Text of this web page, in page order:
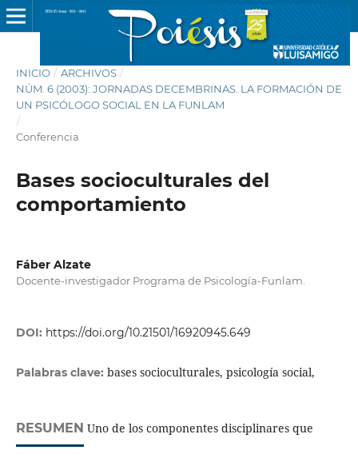
INICIO / ARCHIVOS /
NÚM. 6 (2003): JORNADAS DECEMBRINAS. LA FORMACIÓN DE
UN PSICÓLOGO SOCIAL EN LA FUNLAM
/
Conferencia
Bases socioculturales del
comportamiento
Fáber Alzate
Docente-investigador Programa de Psicología-Funlam.
DOI: https://doi.org/10.21501/16920945.649
Palabras clave: bases socioculturales, psicología social,
RESUMEN Uno de los componentes disciplinares que